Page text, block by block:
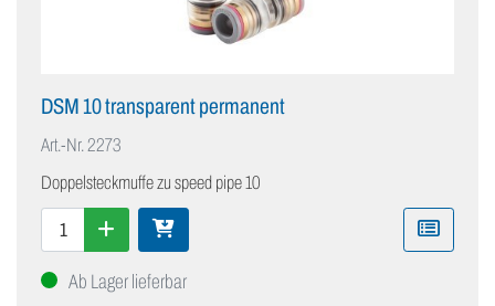
DSM 10 transparent permanent
Art.-Nr.2273
Doppelsteckmuffe zu speed pipe 10
Ab Lager lieferbar